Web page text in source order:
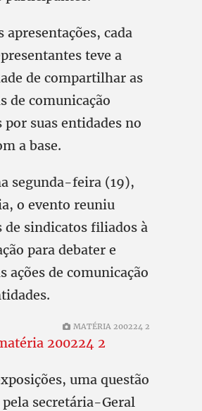
apresentações, cada
teve a
de compartilhar as
de comunicação
por suas entidades no
a base.
segunda-feira (19),
o evento reuniu
de sindicatos filiados à
para debater e
ações de comunicação
MATÉRIA 200224 2
uma questão
secretária-Geral